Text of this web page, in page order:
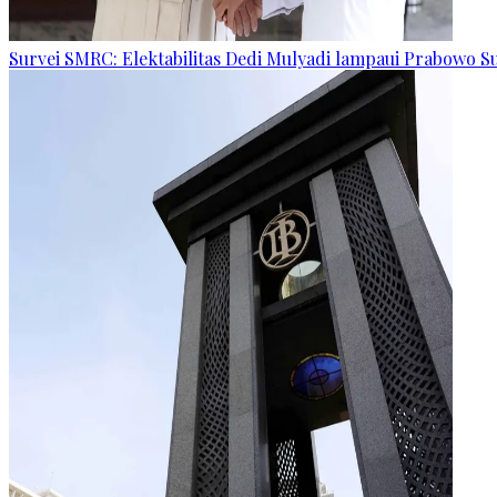
Survei SMRC: Elektabilitas Dedi Mulyadi lampaui Prabowo